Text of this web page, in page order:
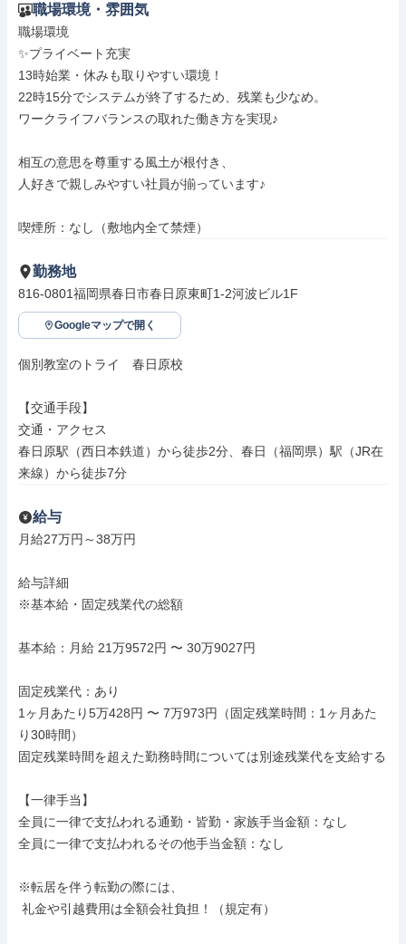
職場環境・雰囲気
職場環境
✨プライベート充実
13時始業・休みも取りやすい環境！
22時15分でシステムが終了するため、残業も少なめ。
ワークライフバランスの取れた働き方を実現♪
相互の意思を尊重する風土が根付き、
人好きで親しみやすい社員が揃っています♪
喫煙所：なし（敷地内全て禁煙）
勤務地
816-0801福岡県春日市春日原東町1-2河波ビル1F
Googleマップで開く
個別教室のトライ　春日原校
【交通手段】
交通・アクセス
春日原駅（西日本鉄道）から徒歩2分、春日（福岡県）駅（JR在
来線）から徒歩7分
給与
月給27万円～38万円
給与詳細
※基本給・固定残業代の総額
基本給：月給 21万9572円 〜 30万9027円
固定残業代：あり
1ヶ月あたり5万428円 〜 7万973円（固定残業時間：1ヶ月あた
り30時間）
固定残業時間を超えた勤務時間については別途残業代を支給する
【一律手当】
全員に一律で支払われる通勤・皆勤・家族手当金額：なし
全員に一律で支払われるその他手当金額：なし
※転居を伴う転勤の際には、